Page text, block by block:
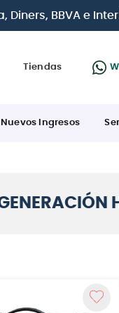
Diners, BBVA e
Tiendas
Nuevos Ingresos